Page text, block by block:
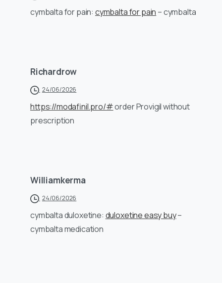
cymbalta for pain: cymbalta for pain – cymbalta
Richardrow
24/06/2026
https://modafinil.pro/#order Provigil without
prescription
Williamkerma
24/06/2026
cymbalta duloxetine: duloxetine easy buy–
cymbalta medication